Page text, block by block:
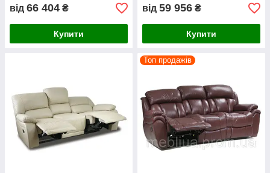
від 66 404 ₴
Купити
від 59 956 ₴
Купити
Топ продажів